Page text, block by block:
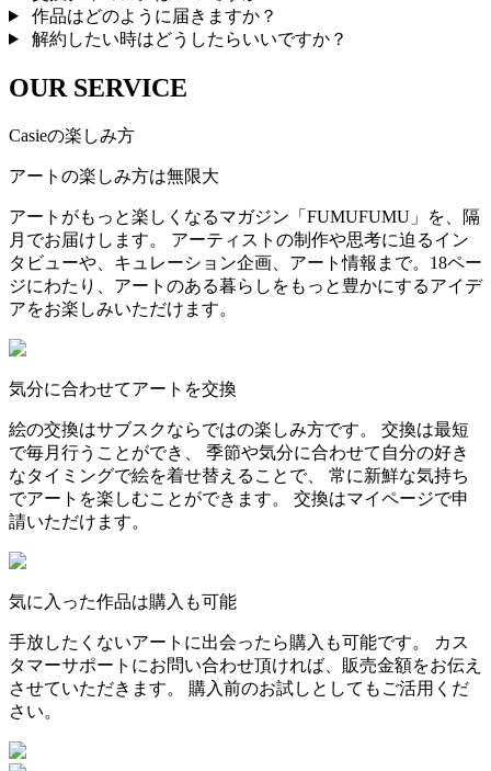
作品はどのように届きますか？
解約したい時はどうしたらいいですか？
OUR SERVICE
Casieの楽しみ方
アートの楽しみ方は無限大
アートがもっと楽しくなるマガジン「FUMUFUMU」を、隔
月でお届けします。 アーティストの制作や思考に迫るイン
タビューや、キュレーション企画、アート情報まで。18ペー
ジにわたり、アートのある暮らしをもっと豊かにするアイデ
アをお楽しみいただけます。
気分に合わせてアートを交換
絵の交換はサブスクならではの楽しみ方です。 交換は最短
で毎月行うことができ、 季節や気分に合わせて自分の好き
なタイミングで絵を着せ替えることで、 常に新鮮な気持ち
でアートを楽しむことができます。 交換はマイページで申
請いただけます。
気に入った作品は購入も可能
手放したくないアートに出会ったら購入も可能です。 カス
タマーサポートにお問い合わせ頂ければ、販売金額をお伝え
させていただきます。 購入前のお試しとしてもご活用くだ
さい。